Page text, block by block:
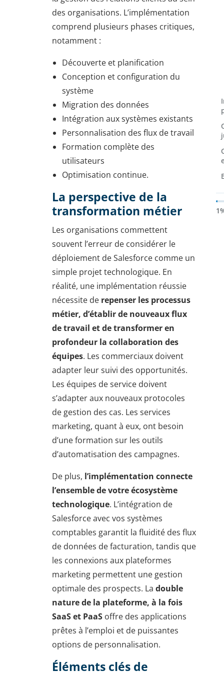
des organisations. L’implémentation
comprend plusieurs phases critiques,
notamment :
Découverte et planification
Conception et configuration du
système
Migration des données
Intégration aux systèmes existants
Personnalisation des flux de travail
Formation complète des
utilisateurs
Optimisation continue.
La perspective de la
transformation métier
Les organisations commettent
souvent l’erreur de considérer le
déploiement de Salesforce comme un
simple projet technologique. En
réalité, une implémentation réussie
nécessite de repenser les processus
métier, d’établir de nouveaux flux
de travail et de transformer en
profondeur la collaboration des
équipes. Les commerciaux doivent
adapter leur suivi des opportunités.
Les équipes de service doivent
s’adapter aux nouveaux protocoles
de gestion des cas. Les services
marketing, quant à eux, ont besoin
d’une formation sur les outils
d’automatisation des campagnes.
De plus, l’implémentation connecte
l’ensemble de votre écosystème
technologique. L’intégration de
Salesforce avec vos systèmes
comptables garantit la fluidité des flux
de données de facturation, tandis que
les connexions aux plateformes
marketing permettent une gestion
optimale des prospects. La double
nature de la plateforme, à la fois
SaaS et PaaS offre des applications
prêtes à l’emploi et de puissantes
options de personnalisation.
Éléments clés de